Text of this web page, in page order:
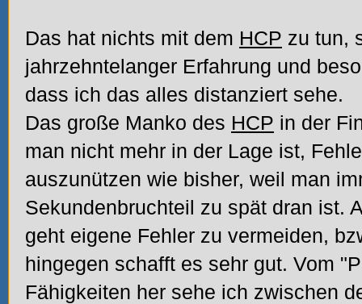
Das hat nichts mit dem HCP zu tun,
jahrzehntelanger Erfahrung und
dass ich das alles distanziert sehe.
Das große Manko des HCP in der
man nicht mehr in der Lage ist,
auszunützen wie bisher, weil man
Sekundenbruchteil zu spät dran ist.
geht eigene Fehler zu vermeiden,
hingegen schafft es sehr gut. Vom
Fähigkeiten her sehe ich zwischen